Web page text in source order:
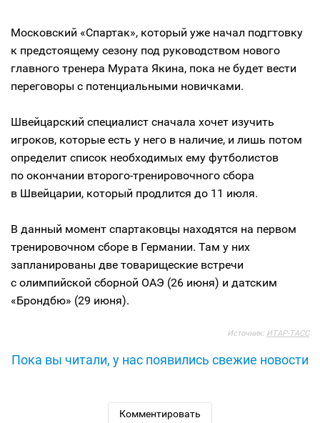
Московский «Спартак», который уже начал подгтовку
к предстоящему сезону под руководством нового
главного тренера Мурата Якина, пока не будет вести
переговоры с потенциальными новичками.
Швейцарский специалист сначала хочет изучить
игроков, которые есть у него в наличие, и лишь потом
определит список необходимых ему футболистов
по окончании второго-тренировочного сбора
в Швейцарии, который продлится до 11 июля.
В данный момент спартаковцы находятся на первом
тренировочном сборе в Германии. Там у них
запланированы две товарищеские встречи
с олимпийской сборной ОАЭ (26 июня) и датским
«Брондбю» (29 июня).
Источник: ИТАР-ТАСС
Пока вы читали, у нас появились свежие новости
Комментировать